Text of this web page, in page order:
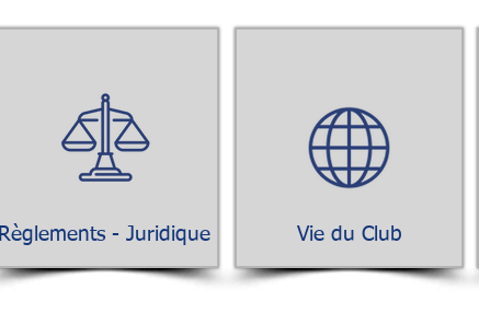
Règlements - Juridique Vie du Club